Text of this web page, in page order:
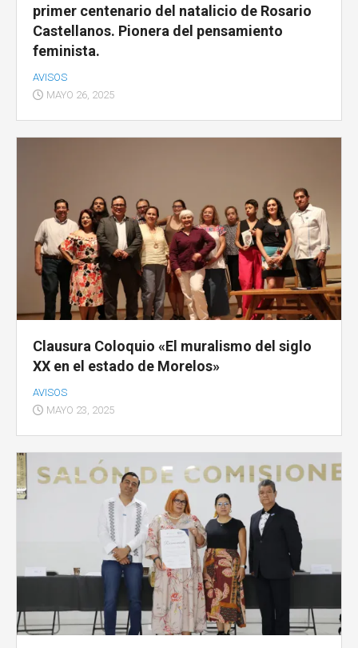
primer centenario del natalicio de Rosario
Castellanos. Pionera del pensamiento
feminista.
AVISOS
MAYO 26, 2025
Clausura Coloquio «El muralismo del siglo
XX en el estado de Morelos»
AVISOS
MAYO 23, 2025